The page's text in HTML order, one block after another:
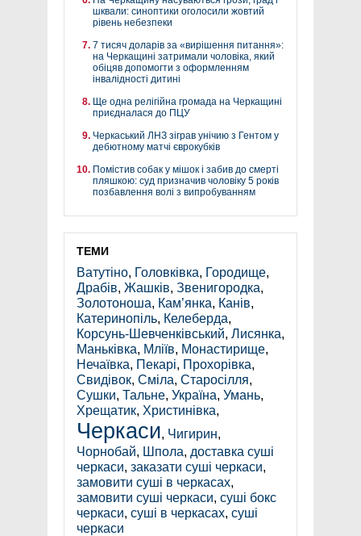
шквали: синоптики оголосили жовтий
рівень небезпеки
7 тисяч доларів за «вирішення питання»:
на Черкащині затримали чоловіка, який
обіцяв допомогти з оформленням
інвалідності дитині
Ще одна релігійна громада на Черкащині
приєдналася до ПЦУ
Черкаський ЛНЗ зіграв унічию з Гентом у
дебютному матчі єврокубків
Помістив собак у мішок і забив до смерті
пляшкою: суд призначив чоловіку 5 років
позбавлення волі з випробуванням
ТЕМИ
Ватутіно, Головківка, Городище,
Драбів, Жашків, Звенигородка,
Золотоноша, Кам’янка, Канів,
Катеринопіль, Келеберда,
Корсунь-Шевченківський, Лисянка,
Маньківка, Мліїв, Монастирище,
Нечаївка, Пекарі, Прохорівка,
Свидівок, Сміла, Старосілля,
Сушки, Тальне, Україна, Умань,
Хрещатик, Христинівка,
Черкаси, Чигирин,
Чорнобай, Шпола, доставка суші
черкаси, заказати суші черкаси,
замовити суші в черкасах,
замовити суші черкаси, суші бокс
черкаси, суші в черкасах, суші
черкаси